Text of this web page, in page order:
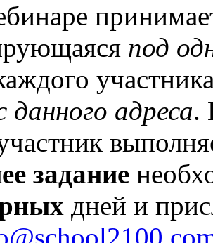
под
данного адреса.
задание
дней и